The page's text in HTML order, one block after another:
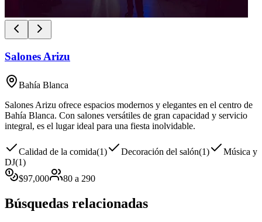
Salones Arizu
Bahía Blanca
Salones Arizu ofrece espacios modernos y elegantes en el centro de
Bahía Blanca. Con salones versátiles de gran capacidad y servicio
integral, es el lugar ideal para una fiesta inolvidable.
Calidad de la comida(1) Decoración del salón(1)
Música y
DJ(1)
$97,000 80 a 290
Búsquedas relacionadas